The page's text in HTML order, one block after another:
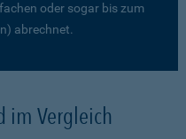
oder sogar bis zum
abrechnet.
im Vergleich